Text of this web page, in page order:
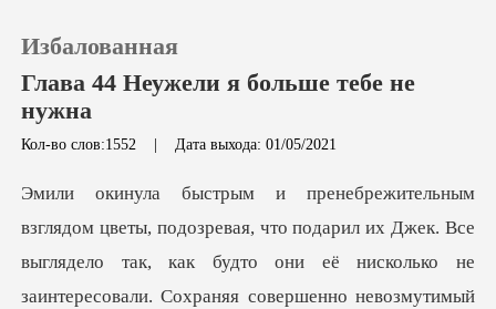
Пополнить
История чтения
Избалованная
Глава 44 Неужели я больше тебе не
нужна
Кол-во слов:1552 | Дата выхода: 01/05/2021
л их Джек. Все
выглядело так, как будто они её нисколько не
заинтересовали. Сохр